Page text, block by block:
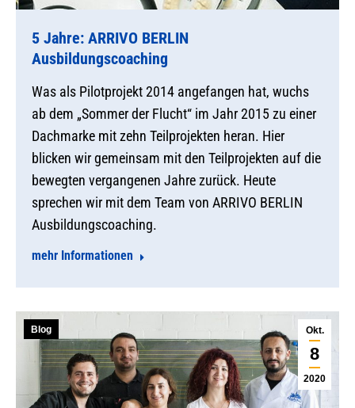
5 Jahre: ARRIVO BERLIN
Ausbildungscoaching
Was als Pilotprojekt 2014 angefangen hat, wuchs
ab dem „Sommer der Flucht“ im Jahr 2015 zu einer
Dachmarke mit zehn Teilprojekten heran. Hier
blicken wir gemeinsam mit den Teilprojekten auf die
bewegten vergangenen Jahre zurück. Heute
sprechen wir mit dem Team von ARRIVO BERLIN
Ausbildungscoaching.
mehr Informationen
Okt.
8
2020
Blog